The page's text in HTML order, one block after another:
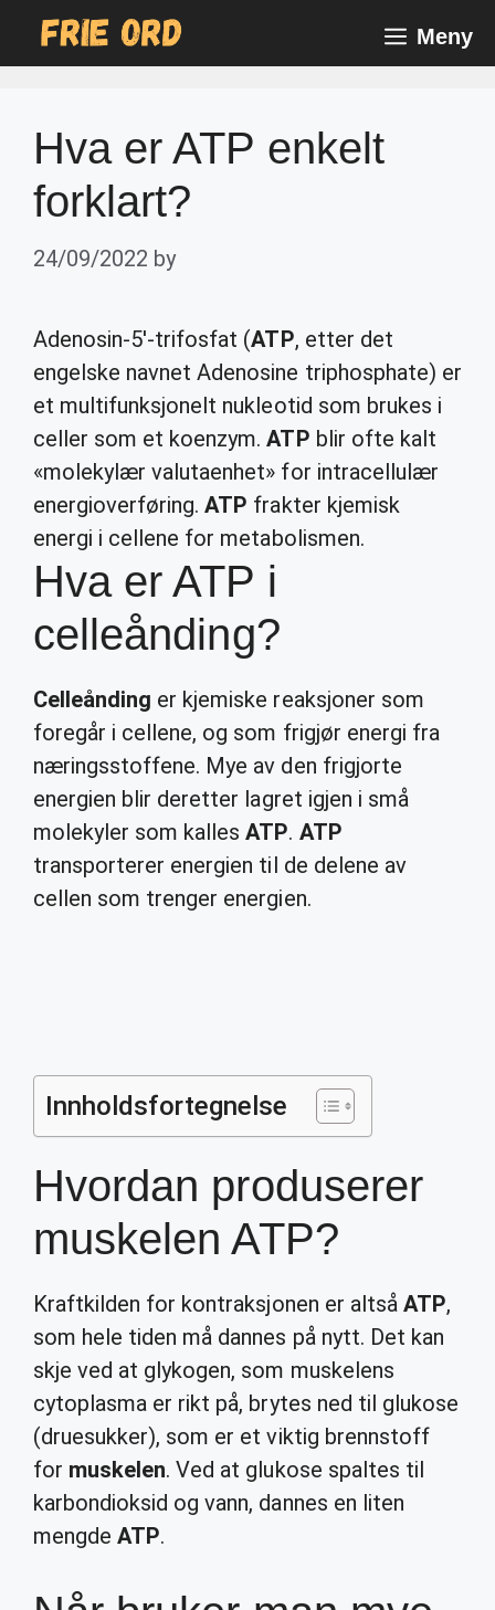
Meny
Hva er ATP enkelt
forklart?
24/09/2022 by
Adenosin-5′-trifosfat (ATP, etter det
engelske navnet Adenosine triphosphate) er
et multifunksjonelt nukleotid som brukes i
celler som et koenzym.ATP blir ofte kalt
«molekylær valutaenhet» for intracellulær
energioverføring.ATP frakter kjemisk
energi i cellene for metabolismen.
Hva er ATP i
celleånding?
Celleånding er kjemiske reaksjoner som
foregår i cellene, og som frigjør energi fra
næringsstoffene. Mye av den frigjorte
energien blir deretter lagret igjen i små
molekyler som kallesATP. ATP
transporterer energien til de delene av
cellen som trenger energien.
Innholdsfortegnelse
Hvordan produserer
muskelen ATP?
Kraftkilden for kontraksjonen er altså ATP,
som hele tiden må dannes på nytt. Det kan
skje ved at glykogen, som muskelens
cytoplasma er rikt på, brytes ned til glukose
(druesukker), som er et viktig brennstoff
for muskelen. Ved at glukose spaltes til
karbondioksid og vann, dannes en liten
mengdeATP.